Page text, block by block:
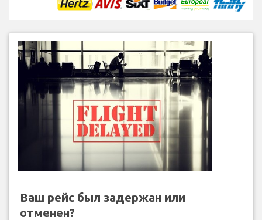
Ваш рейс был задержан или
отменен?